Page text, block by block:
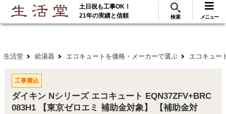
ご利用 288万･工事実績117万件! 無料見積
土日祝も工事OK！
21年の実績と信頼
検索 メニュー
生活堂 給湯器 エコキュートを価格・メーカーで選ぶ エコキュー
工事費込
ダイキン Nシリーズ エコキュート EQN37ZFV+BRC
083H1 【東京ゼロエミ 補助金対象】 【補助金対